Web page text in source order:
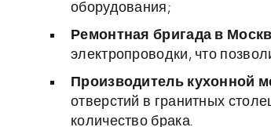
оборудования;
Ремонтная бригада в
электропроводки, что
Производитель кухонной
отверстий в гранитных
количество брака.